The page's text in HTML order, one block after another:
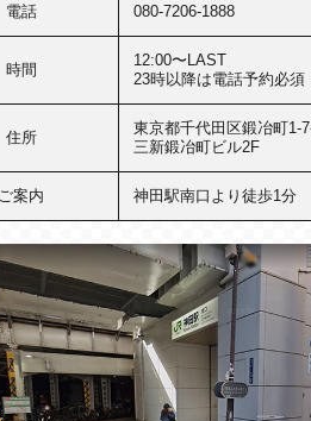
電話 080-7206-1888
時間
12:00〜LAST
23時以降は電話予約必須
住所
東京都千代田区鍛冶町1-
三新鍛冶町ビル2F
ご案内 神田駅南口より徒歩1分